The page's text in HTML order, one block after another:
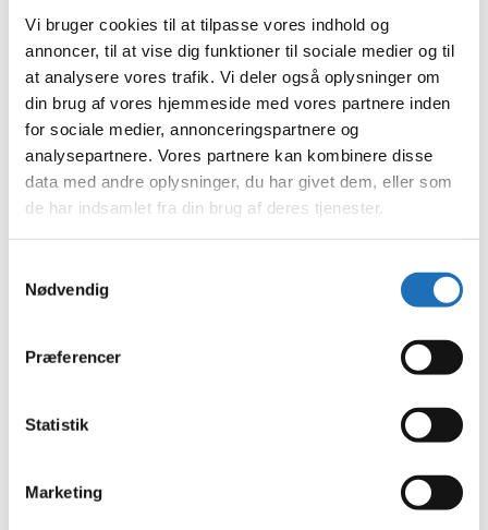
Vi bruger cookies til at tilpasse vores indhold og
annoncer, til at vise dig funktioner til sociale medier og til
at analysere vores trafik. Vi deler også oplysninger om
din brug af vores hjemmeside med vores partnere inden
for sociale medier, annonceringspartnere og
analysepartnere. Vores partnere kan kombinere disse
data med andre oplysninger, du har givet dem, eller som
de har indsamlet fra din brug af deres tjenester.
Nødvendig
Præferencer
Statistik
Marketing
juni 2023
maj 2023
april 2023
februar 2023
januar 2023
december 2022
november 2022
oktober 2022
september 2022
august 2022
april 2022
december 2021
september 2021
juni 2021
maj 2021